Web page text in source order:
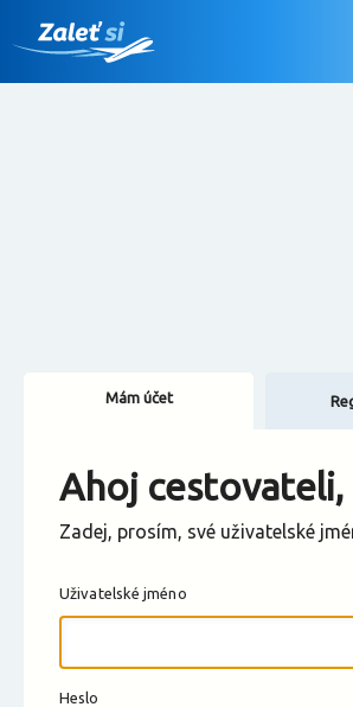
Změnit měnu
Mám účet
Ahoj cestovateli,
Zadej, prosím, své uživatelské
Uživatelské jméno
Heslo